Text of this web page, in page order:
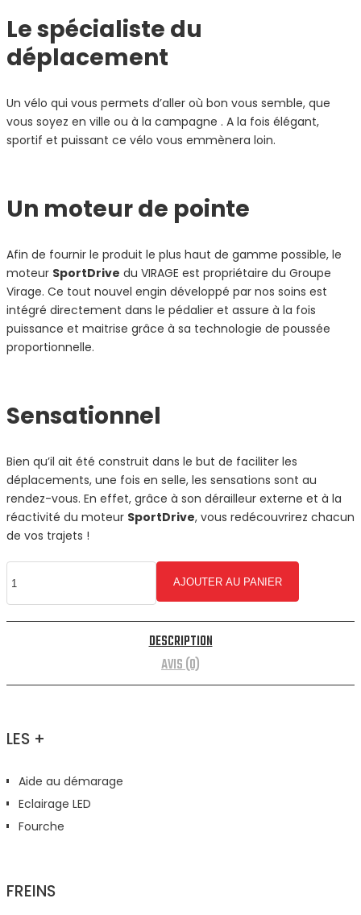
Le spécialiste du
déplacement
Un vélo qui vous permets d’aller où bon vous semble, que
vous soyez en ville ou à la campagne . A la fois élégant,
sportif et puissant ce vélo vous emmènera loin.
Un moteur de pointe
Afin de fournir le produit le plus haut de gamme possible, le
moteur SportDrive du VIRAGE est propriétaire du Groupe
Virage. Ce tout nouvel engin développé par nos soins est
intégré directement dans le pédalier et assure à la fois
puissance et maitrise grâce à sa technologie de poussée
proportionnelle.
Sensationnel
Bien qu’il ait été construit dans le but de faciliter les
déplacements, une fois en selle, les sensations sont au
rendez-vous. En effet, grâce à son dérailleur externe et à la
réactivité du moteur SportDrive, vous redécouvrirez chacun
de vos trajets !
VIRAGE
AJOUTER AU PANIER
DESCRIPTION
AVIS (0)
LES +
Aide au démarage
Eclairage LED
Fourche
FREINS